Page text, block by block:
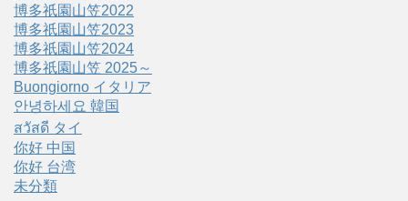
博多祇園山笠2022
博多祇園山笠2023
博多祇園山笠2024
博多祇園山笠 2025～
Buongiorno イタリア
안녕하세요 韓国
สวัสดี タイ
你好 中国
你好 台湾
未分類